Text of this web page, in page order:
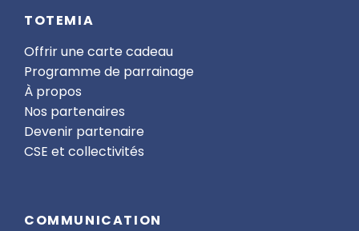
TOTEMIA
Offrir une carte cadeau
Programme de parrainage
À propos
Nos partenaires
Devenir partenaire
CSE et collectivités
COMMUNICATION